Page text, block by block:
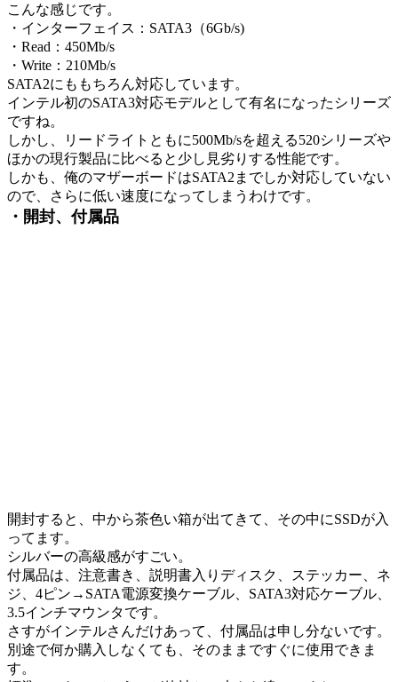
こんな感じです。
・インターフェイス：SATA3（6Gb/s)
・Read：450Mb/s
・Write：210Mb/s
SATA2にももちろん対応しています。
インテル初のSATA3対応モデルとして有名になったシリーズ
ですね。
しかし、リードライトともに500Mb/sを超える520シリーズや
ほかの現行製品に比べると少し見劣りする性能です。
しかも、俺のマザーボードはSATA2までしか対応していない
ので、さらに低い速度になってしまうわけです。
・開封、付属品
開封すると、中から茶色い箱が出てきて、その中にSSDが入
ってます。
シルバーの高級感がすごい。
付属品は、注意書き、説明書入りディスク、ステッカー、ネ
ジ、4ピン→SATA電源変換ケーブル、SATA3対応ケーブル、
3.5インチマウンタです。
さすがインテルさんだけあって、付属品は申し分ないです。
別途で何か購入しなくても、そのままですぐに使用できま
す。